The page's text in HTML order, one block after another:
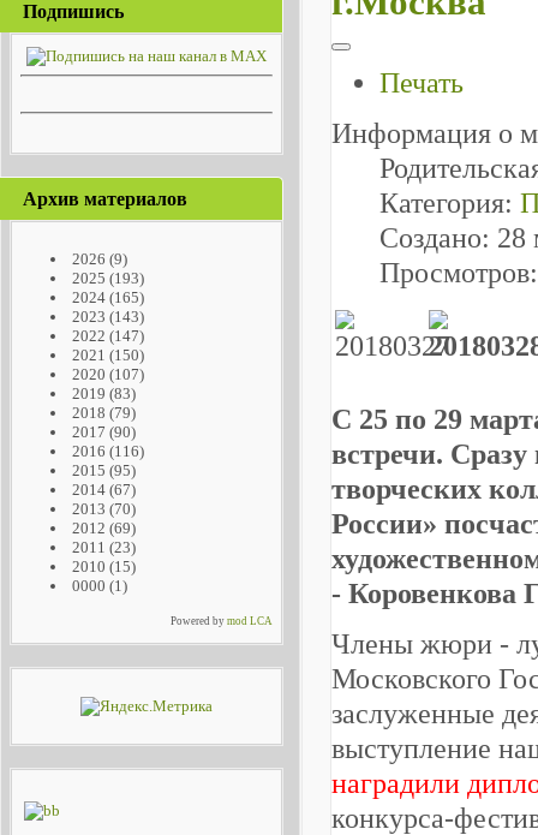
Подпишись
Архив материалов
2026 (9)
2025 (193)
2024(165)
2023 (143)
2022 (147)
2021 (150)
2020 (107)
2019 (83)
2018 (79)
2017 (90)
2016 (116)
2015 (95)
2014(67)
2013 (70)
2012 (69)
2011 (23)
2010 (15)
0000 (1)
Powered bymod LCA
Печать
Информация о
Категория:
Создано: 28
С 25 по 29
встречи.
творческих
России»
-
Члены жюри -
Московского
заслуженные
выступление
наградили
конкурса-